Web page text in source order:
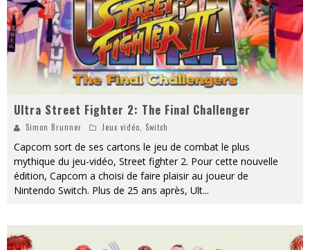
Ultra Street Fighter 2: The Final Challenger
Simon Brunner Jeux vidéo Switch
Capcom sort de ses cartons le jeu de combat le plus
mythique du jeu-vidéo, Street fighter 2. Pour cette nouvelle
édition, Capcom a choisi de faire plaisir au joueur de
Nintendo Switch. Plus de 25 ans après, Ult...